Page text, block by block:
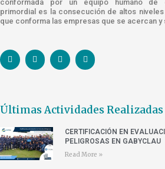
conformada por un equipo humano de
primordial es la consecución de altos
que conforma las empresas que se acercan y
Últimas Actividades Realizadas
CERTIFICACIÓN EN
PELIGROSAS EN GABYCLAU
Read More »